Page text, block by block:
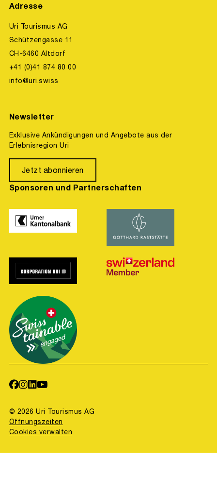
Adresse
Uri Tourismus AG
Schützengasse 11
CH-6460 Altdorf
+41 (0)41 874 80 00
info@uri.swiss
Newsletter
Exklusive Ankündigungen und Angebote aus der
Erlebnisregion Uri
Jetzt abonnieren
Sponsoren und Partnerschaften
© 2026 Uri Tourismus AG
Öffnungszeiten
Cookies verwalten